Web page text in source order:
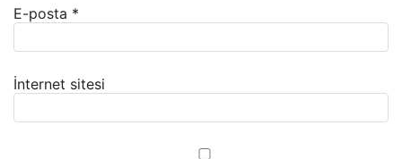
E-posta *
İnternet sitesi